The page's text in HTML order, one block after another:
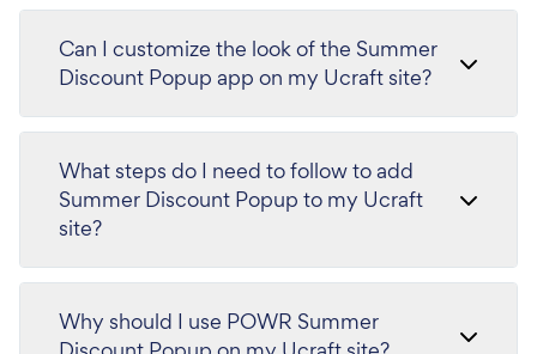
Can I customize the look of the Summer
Discount Popup app on my Ucraft site?
What steps do I need to follow to add
Summer Discount Popup to my Ucraft
site?
Why should I use POWR Summer